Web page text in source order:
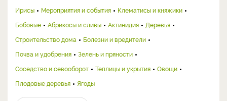
Ирисы
Мероприятия и события
Клематисы и княжики
Бобовые
Абрикосы и сливы Актинидия
Деревья
Строительство дома
Болезни и вредители
Почва и удобрения
Зелень и пряности
Соседство и севооборот
Теплицы и укрытия
Овощи
Плодовые деревья
Ягоды